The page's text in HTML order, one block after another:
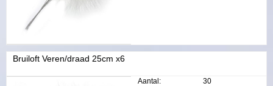
Bruiloft Veren/draad 25cm x6
Aantal:
30